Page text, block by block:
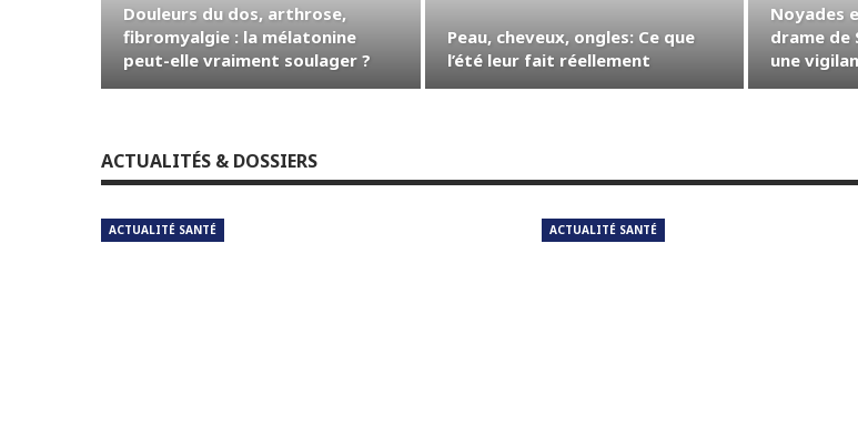
Douleurs du dos, arthrose,
fibromyalgie : la mélatonine
peut-elle vraiment soulager ?
Peau, cheveux, ongles: Ce que
l’été leur fait réellement
Noyades
drame de
une
ACTUALITÉS & DOSSIERS
ACTUALITÉ SANTÉ ACTUALITÉ SANTÉ